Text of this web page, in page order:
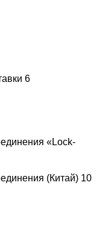
6
«Lock-
(Китай) 10